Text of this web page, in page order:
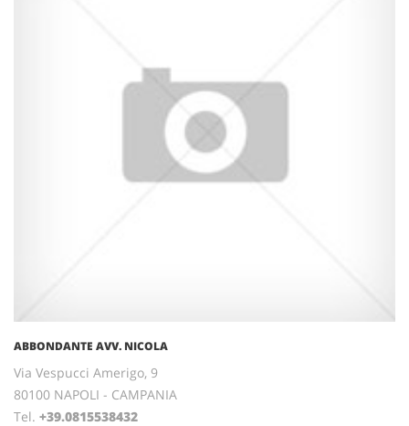
ABBONDANTE AVV. NICOLA
Via Vespucci Amerigo, 9
80100 NAPOLI - CAMPANIA
Tel. +39.0815538432